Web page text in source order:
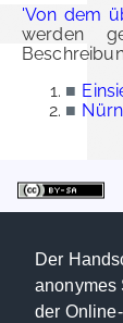
Der
anonymes
der
'Von dem
werden
■
■